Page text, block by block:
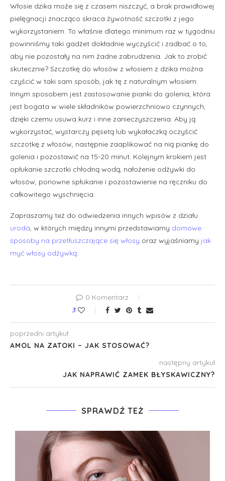
Włosie dzika może się z czasem niszczyć, a brak prawidłowej
pielęgnacji znacząco skraca żywotność szczotki z jego
wykorzystaniem. To właśnie dlatego minimum raz w tygodniu
powinniśmy taki gadżet dokładnie wyczyścić i zadbać o to,
aby nie pozostały na nim żadne zabrudzenia. Jak to zrobić
skutecznie? Szczotkę do włosów z włosiem z dzika można
czyścić w taki sam sposób, jak tę z naturalnym włosiem.
Innym sposobem jest zastosowanie pianki do golenia, która
jest bogata w wiele składników powierzchniowo czynnych,
dzięki czemu usuwa kurz i inne zanieczyszczenia. Aby ją
wykorzystać, wystarczy pęsetą lub wykałaczką oczyścić
szczotkę z włosów, następnie zaaplikować na nią piankę do
golenia i pozostawić na 15-20 minut. Kolejnym krokiem jest
opłukanie szczotki chłodną wodą, nałożenie odżywki do
włosów, ponowne spłukanie i pozostawienie na ręczniku do
całkowitego wyschnięcia.
Zapraszamy też do odwiedzenia innych wpisów z działu
uroda, w których między innymi przedstawiamy domowe
sposoby na przetłuszczające się włosy oraz wyjaśniamy jak
myć włosy odżywką.
0 Komentarz
3
poprzedni artykuł
AMOL NA ZATOKI – JAK STOSOWAĆ?
następny artykuł
JAK NAPRAWIĆ ZAMEK BŁYSKAWICZNY?
SPRAWDŹ TEŻ